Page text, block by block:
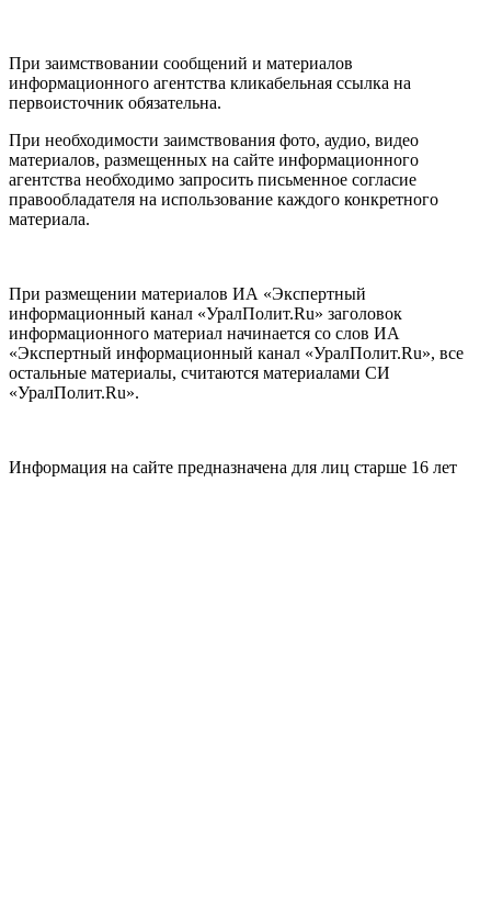
При заимствовании сообщений и материалов
информационного агентства кликабельная ссылка на
первоисточник обязательна.
При необходимости заимствования фото, аудио, видео
материалов, размещенных на сайте информационного
агентства необходимо запросить письменное согласие
правообладателя на использование каждого конкретного
материала.
При размещении материалов ИА «Экспертный
информационный канал «УралПолит.Ru» заголовок
информационного материал начинается со слов ИА
«Экспертный информационный канал «УралПолит.Ru», все
остальные материалы, считаются материалами СИ
«УралПолит.Ru».
Информация на сайте предназначена для лиц старше 16 лет